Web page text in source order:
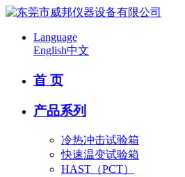
Language
English中文
首 页
产品系列
冷热冲击试验箱
快速温变试验箱
HAST（PCT）